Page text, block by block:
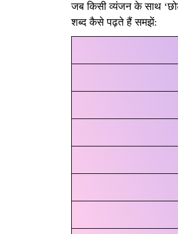
जब किसी व्यंजन के साथ
शब्द कैसे पढ़ते हैं समझें: